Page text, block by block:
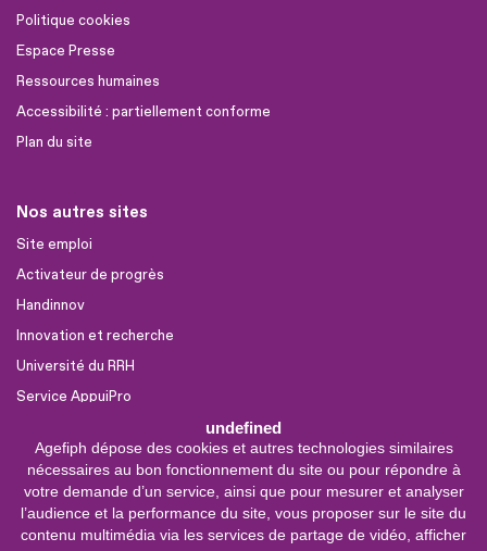
undefined
Agefiph dépose des cookies et autres technologies similaires
nécessaires au bon fonctionnement du site ou pour répondre à
votre demande d’un service, ainsi que pour mesurer et analyser
l’audience et la performance du site, vous proposer sur le site du
contenu multimédia via les services de partage de vidéo, afficher
Politique cookies
Espace Presse
Ressources humaines
Accessibilité : partiellement conforme
Plan du site
Nos autres sites
Site emploi
Activateur de progrès
Handinnov
Innovation et recherche
Université du RRH
Service AppuiPro
Nous suivre
Youtube
Linkedin